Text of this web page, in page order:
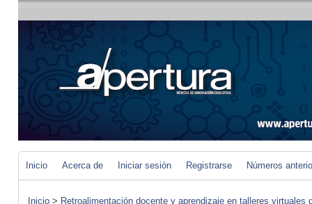
Inicio Acerca de Iniciar sesión Registrarse Números
Inicio > Retroalimentación docente y aprendizaje en talleres virtuales